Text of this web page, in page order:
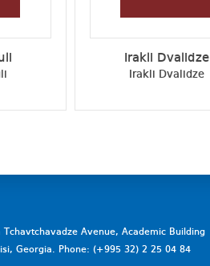
Irakli Dvalidze
Irakli Dvalidze
Tchavtchavadze Avenue, Academic Building
Georgia. Phone: (+995 32) 2 25 04 84